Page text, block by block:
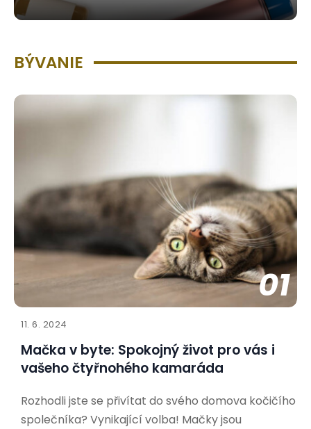
BÝVANIE
01
11. 6. 2024
Mačka v byte: Spokojný život pro vás i
vašeho čtyřnohého kamaráda
Rozhodli jste se přivítat do svého domova kočičího
společníka? Vynikající volba! Mačky jsou